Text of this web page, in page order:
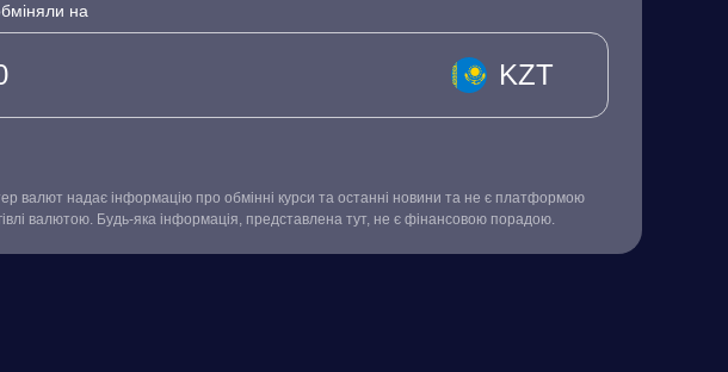
на
KZT
валют надає інформацію про обмінні курси та останні новини та не є платформою
валютою. Будь-яка інформація, представлена тут, не є фінансовою порадою.